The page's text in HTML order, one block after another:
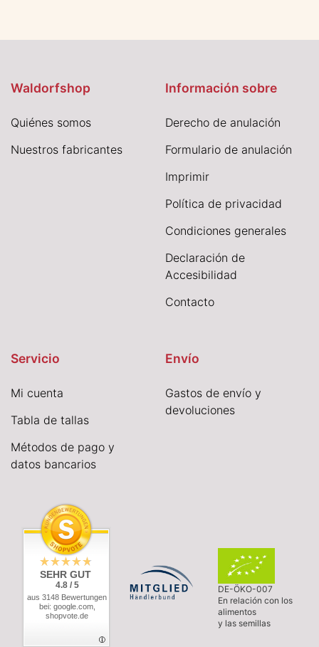
Waldorfshop
Quiénes somos
Nuestros fabricantes
Información sobre
Derecho de anulación
Formulario de anulación
Imprimir
Política de privacidad
Condiciones generales
Declaración de
Accesibilidad
Contacto
Servicio
Mi cuenta
Tabla de tallas
Métodos de pago y
datos bancarios
Envío
Gastos de envío y
devoluciones
SEHR GUT
4.8 / 5
aus 3148 Bewertungen
bei: google.com,
shopvote.de
DE-ÖKO-007
En relación con los
alimentos
y las semillas